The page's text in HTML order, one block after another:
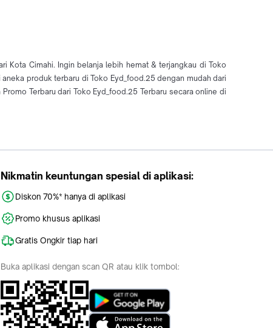
Kota Cimahi. Ingin belanja lebih hemat & terjangkau di Toko
produk terbaru di Toko Eyd_food.25 dengan mudah dari
Terbaru dari Toko Eyd_food.25 Terbaru secara online di
Nikmatin keuntungan spesial di aplikasi:
Diskon 70%* hanya di aplikasi
Promo khusus aplikasi
Gratis Ongkir tiap hari
Buka aplikasi dengan scan QR atau klik tombol: